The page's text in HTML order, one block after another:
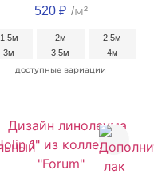
520 ₽ /м²
1.5м 2м
2.5м
3м
3.5м 4м
доступные вариации